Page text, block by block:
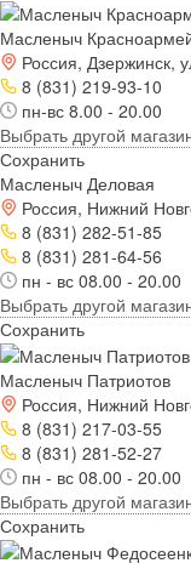
Масленыч
Россия, Дзержинск,
8 (831) 219-93-10
пн-вс 8.00 - 20.00
Выбрать другой
Сохранить
Масленыч Деловая
Россия, Нижний
8 (831) 282-51-85
8 (831) 281-64-56
пн - вс 08.00 - 20.00
Выбрать другой
Сохранить
Масленыч Патриотов
Россия, Нижний
8 (831) 217-03-55
8 (831) 281-52-27
пн - вс 08.00 - 20.00
Выбрать другой
Сохранить